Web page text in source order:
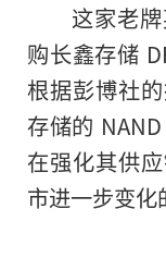
这家老
购长鑫存储
根据彭博社
存储的
在强化其供
市进一步变化